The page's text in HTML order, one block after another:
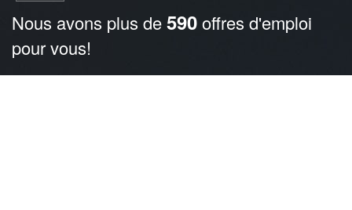
Nous avons plus de590offres d'emploi
pour vous!